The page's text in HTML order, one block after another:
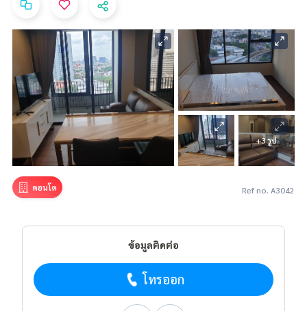
+3 รูป
คอนโด Ref no. A3042
ข้อมูลติดต่อ
โทรออก